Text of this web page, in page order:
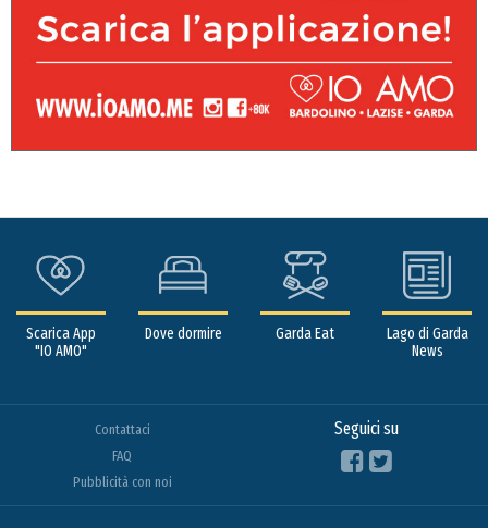
Scarica App
"IO AMO"
Dove dormire Garda Eat
Lago di Garda
News
Contattaci
FAQ
Pubblicità con noi
Seguici su